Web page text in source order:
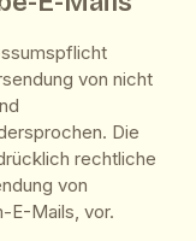
von nicht
Die
rechtliche
von
E-Mails, vor.